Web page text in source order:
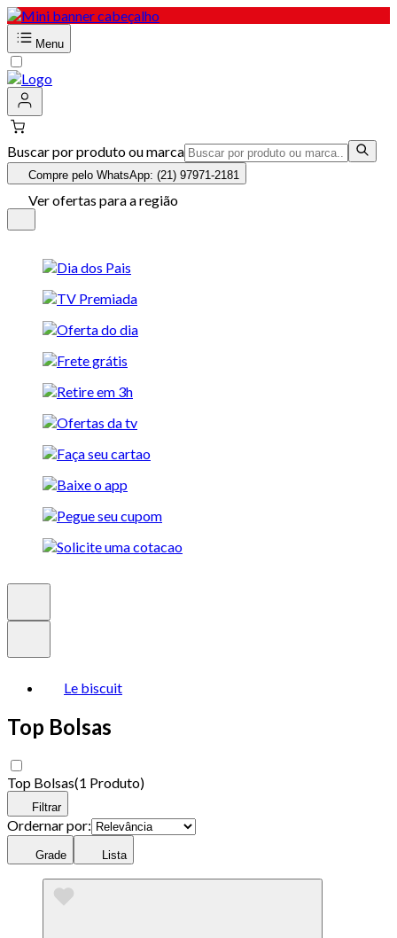
Menu
Buscar por produto ou marca
Compre pelo WhatsApp: (21) 97971-2181
Ver ofertas para a região
Le biscuit
Top Bolsas
Top Bolsas(1 Produto)
Filtrar
Ordernar por:
Grade Lista